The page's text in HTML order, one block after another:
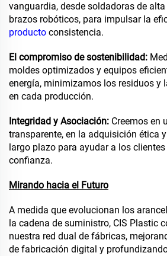
vanguardia, desde soldadoras de
brazos robóticos, para impulsar la
producto consistencia.
El compromiso de sostenibilidad:
moldes optimizados y equipos
energía, minimizamos los residuos y
en cada producción.
Integridad y Asociación: Creemos en
transparente, en la adquisición ética
largo plazo para ayudar a los
confianza.
Mirando hacia el Futuro
A medida que evolucionan los
la cadena de suministro, CIS Plastic
nuestra red dual de fábricas,
de fabricación digital y